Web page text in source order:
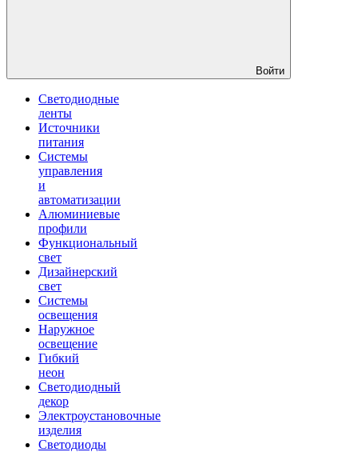
Войти
Светодиодные
ленты
Источники
питания
Системы
управления
и
автоматизации
Алюминиевые
профили
Функциональный
свет
Дизайнерский
свет
Системы
освещения
Наружное
освещение
Гибкий
неон
Светодиодный
декор
Электроустановочные
изделия
Светодиоды